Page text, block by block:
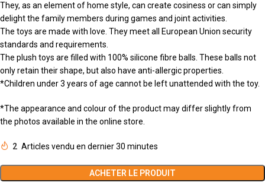
They, as an element of home style, can create cosiness or can simply
delight the family members during games and joint activities.
The toys are made with love. They meet all European Union security
standards and requirements.
The plush toys are filled with 100% silicone fibre balls. These balls not
only retain their shape, but also have anti-allergic properties.
*Children under 3 years of age cannot be left unattended with the toy.
*The appearance and colour of the product may differ slightly from
the photos available in the online store.
2 Articles vendu en dernier 30 minutes
ACHETER LE PRODUIT